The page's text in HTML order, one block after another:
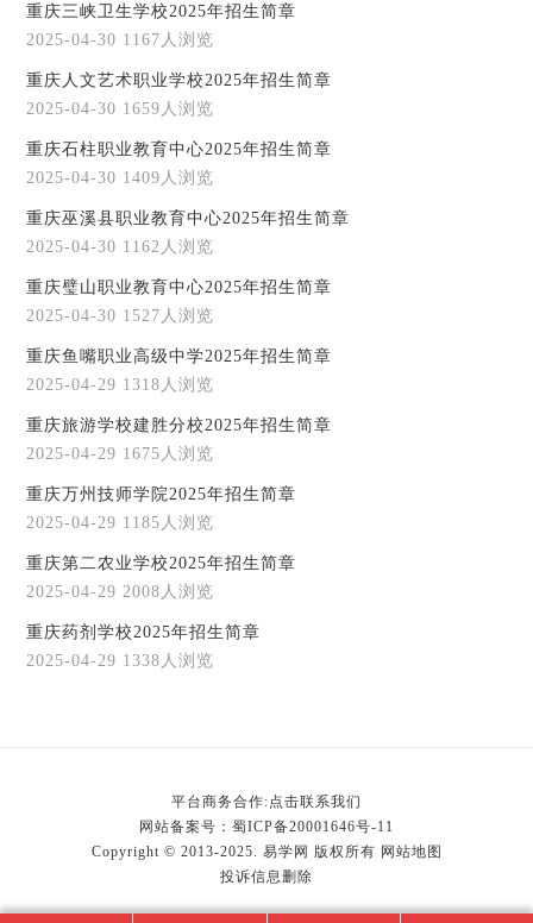
重庆三峡卫生学校2025年招生简章
2025-04-30 1167人浏览
重庆人文艺术职业学校2025年招生简章
2025-04-30 1659人浏览
重庆石柱职业教育中心2025年招生简章
2025-04-30 1409人浏览
重庆巫溪县职业教育中心2025年招生简章
2025-04-30 1162人浏览
重庆璧山职业教育中心2025年招生简章
2025-04-30 1527人浏览
重庆鱼嘴职业高级中学2025年招生简章
2025-04-29 1318人浏览
重庆旅游学校建胜分校2025年招生简章
2025-04-29 1675人浏览
重庆万州技师学院2025年招生简章
2025-04-29 1185人浏览
重庆第二农业学校2025年招生简章
2025-04-29 2008人浏览
重庆药剂学校2025年招生简章
2025-04-29 1338人浏览
平台商务合作:点击联系我们
网站备案号： 蜀ICP备20001646号-11
Copyright © 2013-2025. 易学网 版权所有 网站地图
投诉信息删除